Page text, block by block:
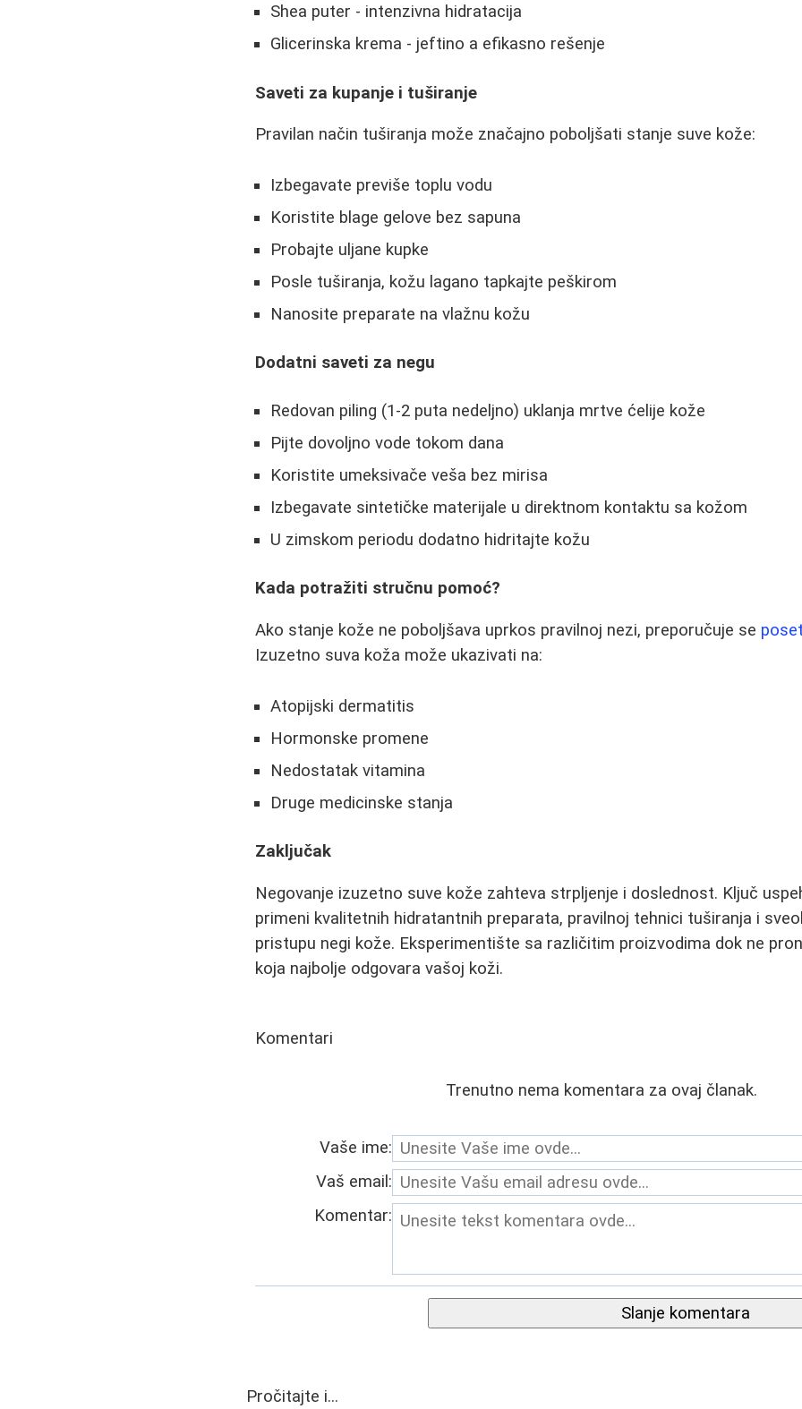
Shea puter - intenzivna hidratacija
Glicerinska krema - jeftino a efikasno rešenje
Saveti za kupanje i tuširanje
Pravilan način tuširanja može značajno poboljšati stanje suve kože:
Izbegavate previše toplu vodu
Koristite blage gelove bez sapuna
Probajte uljane kupke
Posle tuširanja, kožu lagano tapkajte peškirom
Nanosite preparate na vlažnu kožu
Dodatni saveti za negu
Redovan piling (1-2 puta nedeljno) uklanja mrtve ćelije kože
Pijte dovoljno vode tokom dana
Koristite umeksivače veša bez mirisa
Izbegavate sintetičke materijale u direktnom kontaktu sa kožom
U zimskom periodu dodatno hidritajte kožu
Kada potražiti stručnu pomoć?
Ako stanje kože ne poboljšava uprkos pravilnoj nezi, preporučuje se
Izuzetno suva koža može ukazivati na:
Atopijski dermatitis
Hormonske promene
Nedostatak vitamina
Druge medicinske stanja
Zaključak
Negovanje izuzetno suve kože zahteva strpljenje i doslednost. Ključ
primeni kvalitetnih hidratantnih preparata, pravilnoj tehnici tuširanja i
pristupu negi kože. Eksperimentište sa različitim proizvodima dok ne
koja najbolje odgovara vašoj koži.
Komentari
Trenutno nema komentara za ovaj članak.
Vaše ime:
Vaš email:
Komentar:
Slanje komentara
Pročitajte i...